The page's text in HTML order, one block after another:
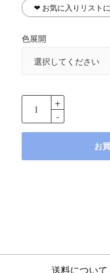
❤︎ お気に入りリスト
色展開
お
送料について